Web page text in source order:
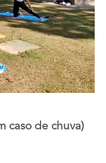
caso de chuva)